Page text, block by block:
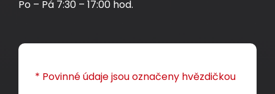
Po – Pá 7:30 – 17:00 hod.
* Povinné údaje jsou označeny hvězdičkou